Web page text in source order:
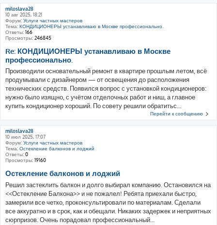
miloslava28
10 авг 2025, 18:21
Форум: Услуги частных мастеров
Тема: КОНДИЦИОНЕРЫ устанавливаю в Москве профессионально.
Ответы: 166
Просмотры: 246845
Re: КОНДИЦИОНЕРЫ устанавливаю в Москве
профессионально.
Производили основательный ремонт в квартире прошлым летом, всё
продумывали с дизайнером — от освещения до расположения
технических средств. Появился вопрос с установкой кондиционеров:
нужно было изящно, с учётом отделочных работ и ниш, а главное
купить кондиционер хороший. По совету решили обратитьс...
Перейти к сообщению
miloslava28
10 июл 2025, 17:07
Форум: Услуги частных мастеров
Тема: Остекление балконов и лоджий
Ответы: 0
Просмотры: 19160
Остекление балконов и лоджий
Решил застеклить балкон и долго выбирал компанию. Остановился на
<<Остекление Балкона>> и не пожалел! Ребята приехали быстро,
замерили все четко, проконсультировали по материалам. Сделали
все аккуратно и в срок, как и обещали. Никаких задержек и неприятных
сюрпризов. Очень порадовал профессиональный...